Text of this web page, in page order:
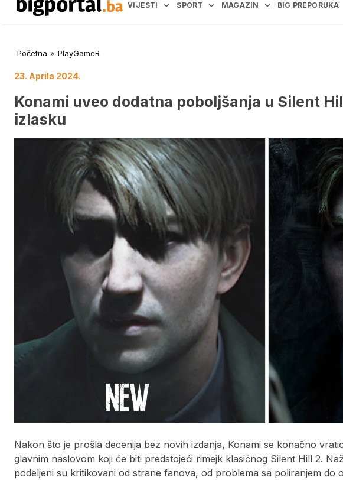
VIJESTI SPORT MAGAZIN BIG PREPORUKA
Početna » PlayGameR
23. Aprila 2024.
Konami uveo dodatna poboljšanja u Silent
izlasku
Nakon što je prošla decenija bez novih izdanja, Konami se konačno
glavnim naslovom koji će biti predstojeći rimejk klasičnog Silent Hill 2.
podeljeni su kritikovani od strane fanova, od problema sa poliranjem do